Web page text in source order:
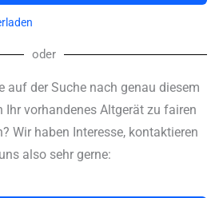
oder
auf der Suche nach genau diesem
Ihr vorhandenes Altgerät zu fairen
Wir haben Interesse, kontaktieren
also sehr gerne: